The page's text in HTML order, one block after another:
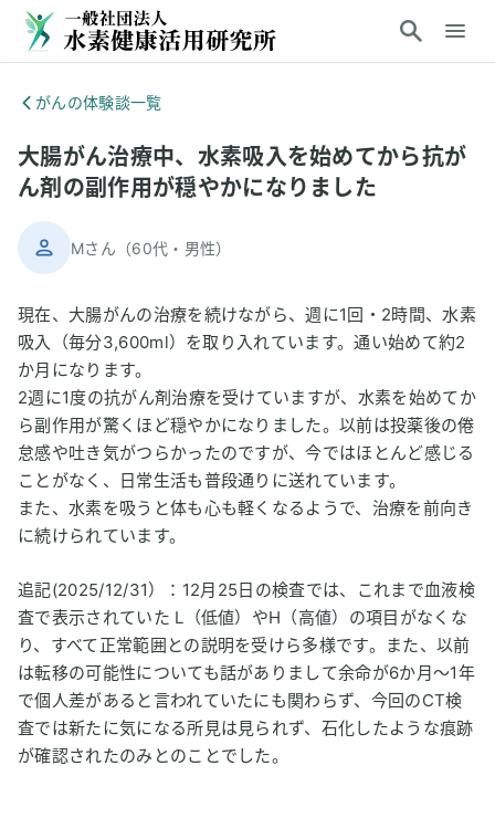
がんの体験談一覧
大腸がん治療中、水素吸入を始めてから抗が
ん剤の副作用が穏やかになりました
Mさん （60代 ・ 男性）
現在、大腸がんの治療を続けながら、週に1回・2時間、水素
吸入（毎分3,600ml）を取り入れています。通い始めて約2
か月になります。
2週に1度の抗がん剤治療を受けていますが、水素を始めてか
ら副作用が驚くほど穏やかになりました。以前は投薬後の倦
怠感や吐き気がつらかったのですが、今ではほとんど感じる
ことがなく、日常生活も普段通りに送れています。
また、水素を吸うと体も心も軽くなるようで、治療を前向き
に続けられています。
追記(2025/12/31）：12月25日の検査では、これまで血液検
査で表示されていた L（低値）やH（高値）の項目がなくな
り、すべて正常範囲との説明を受けら多様です。また、以前
は転移の可能性についても話がありまして余命が6か月～1年
で個人差があると言われていたにも関わらず、今回のCT検
査では新たに気になる所見は見られず、石化したような痕跡
が確認されたのみとのことでした。